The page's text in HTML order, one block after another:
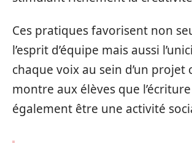
Ces pratiques favorisent non
l’esprit d’équipe mais aussi
chaque voix au sein d’un projet
montre aux élèves que
également être une activité